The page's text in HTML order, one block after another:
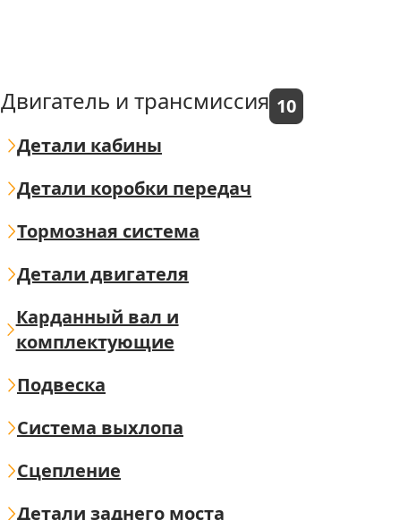
Двигатель и трансмиссия 10
Детали кабины
Детали коробки передач
Тормозная система
Детали двигателя
Карданный вал и
комплектующие
Подвеска
Система выхлопа
Сцепление
Детали заднего моста